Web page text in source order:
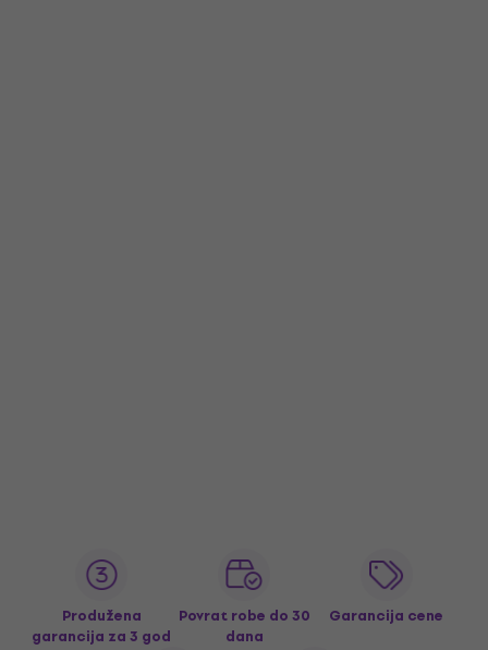
Produžena
garancija za 3 god
Povrat robe do 30
dana
Garancija cene